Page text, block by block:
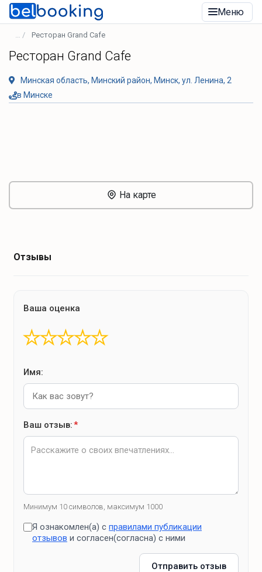
Меню
Ресторан Grand Сafe
Ресторан Grand Сafe
Минская область, Минский район, Минск, ул. Ленина, 2
в Минске
На карте
Отзывы
Ваша оценка
★
★
★
★
★
Имя:
Ваш отзыв:*
Минимум 10 символов, максимум 1000
Я ознакомлен(а) с правилами публикации
отзывов и согласен(согласна) с ними
Отправить отзыв